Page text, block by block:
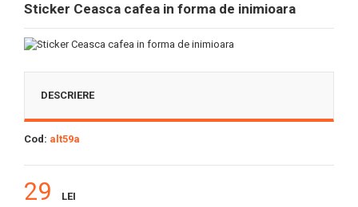
Sticker Ceasca cafea in forma de inimioara
DESCRIERE
Cod: alt59a
29 LEI